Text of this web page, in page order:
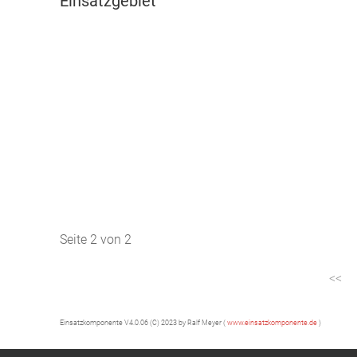
Seite 2 von 2
Einsatzkomponente V4.0.06 (C) 2023 by Ralf Meyer ( www.einsatzkomponente.de )